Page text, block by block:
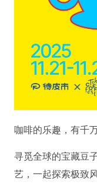
咖啡的乐趣，有千万
寻觅全球的宝藏豆
艺，一起探索极致